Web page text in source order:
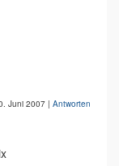
Juni 2007 | Antworten